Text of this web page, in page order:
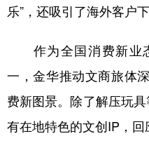
乐”，还吸引了海外客户下
作为全国消费新业
一，金华推动文商旅体
费新图景。除了解压玩
有在地特色的文创IP，回